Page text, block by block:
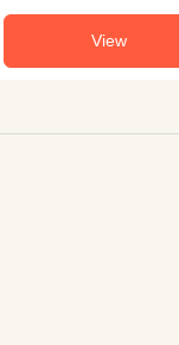
View